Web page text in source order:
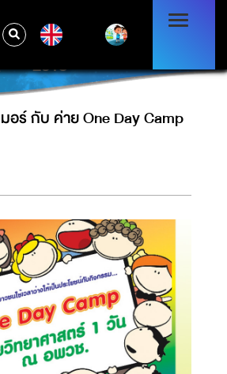
ร์ กับ ค่าย ONE DAY CAMP
2018
อร์ กับ ค่าย One Day Camp